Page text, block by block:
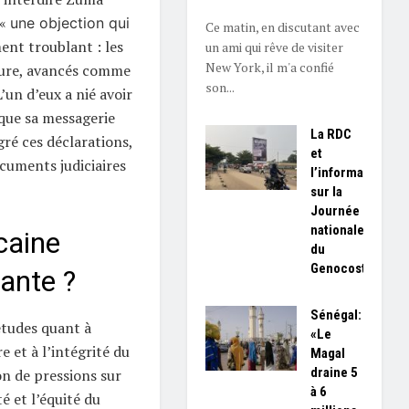
une objection qui
troublant : les
avancés comme
d’eux a nié avoir
sa messagerie
ces déclarations,
judiciaires
?
quant à
et à l’intégrité du
de pressions sur
et l’équité du
Ce matin, en discutant avec
un ami qui rêve de visiter
New York, il m'a confié
son...
La RDC
et
l’information
sur la
Journée
nationale
du
Genocost
Sénégal:
«Le
Magal
draine 5
à 6